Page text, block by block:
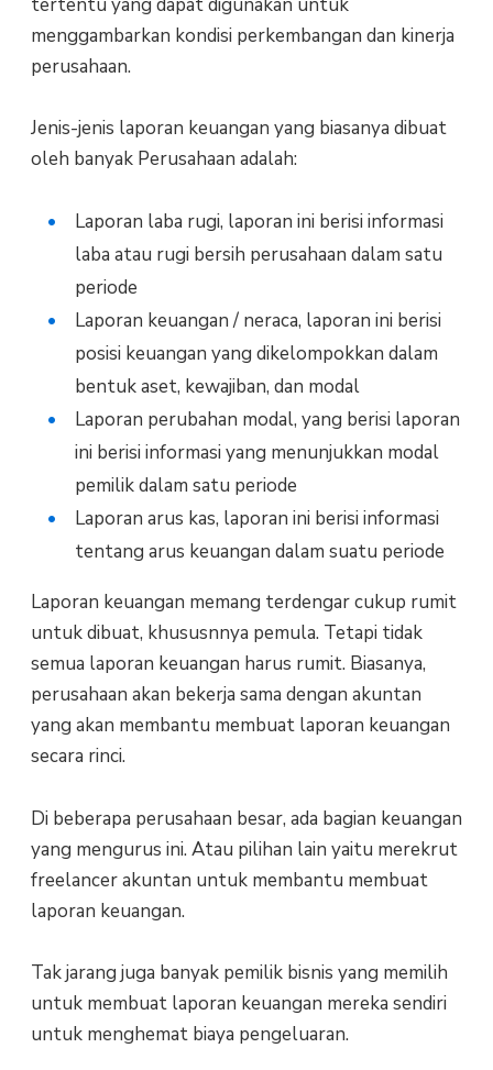
menggambarkan kondisi perkembangan dan kinerja
perusahaan.
Jenis-jenis laporan keuangan yang biasanya dibuat
oleh banyak Perusahaan adalah:
Laporan laba rugi, laporan ini berisi informasi
laba atau rugi bersih perusahaan dalam satu
periode
Laporan keuangan / neraca, laporan ini berisi
posisi keuangan yang dikelompokkan dalam
bentuk aset, kewajiban, dan modal
Laporan perubahan modal, yang berisi laporan
ini berisi informasi yang menunjukkan modal
pemilik dalam satu periode
Laporan arus kas, laporan ini berisi informasi
tentang arus keuangan dalam suatu periode
Laporan keuangan memang terdengar cukup rumit
untuk dibuat, khususnnya pemula. Tetapi tidak
semua laporan keuangan harus rumit. Biasanya,
perusahaan akan bekerja sama dengan akuntan
yang akan membantu membuat laporan keuangan
secara rinci.
Di beberapa perusahaan besar, ada bagian keuangan
yang mengurus ini. Atau pilihan lain yaitu merekrut
freelancer akuntan untuk membantu membuat
laporan keuangan.
Tak jarang juga banyak pemilik bisnis yang memilih
untuk membuat laporan keuangan mereka sendiri
untuk menghemat biaya pengeluaran.